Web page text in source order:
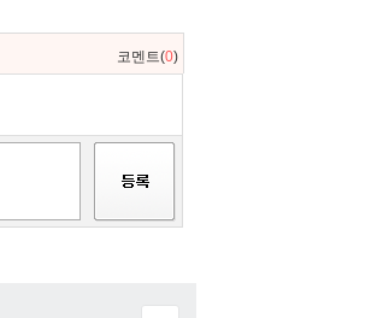
코멘트(0)